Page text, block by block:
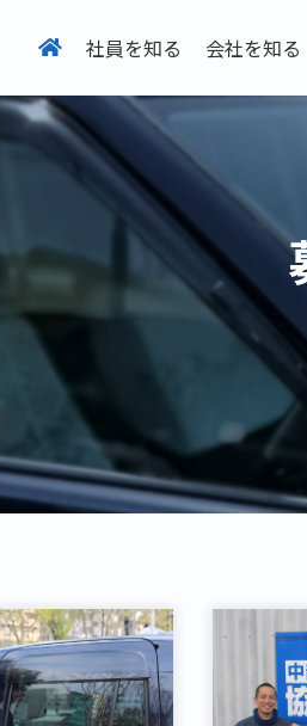
社員を知る 会社を知る